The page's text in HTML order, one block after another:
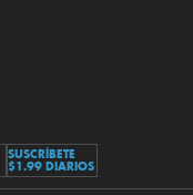
SUSCRÍBETE
$1.99 DIARIOS